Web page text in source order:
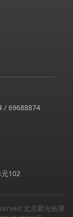
/ 69688874
102
北京聚光拓展